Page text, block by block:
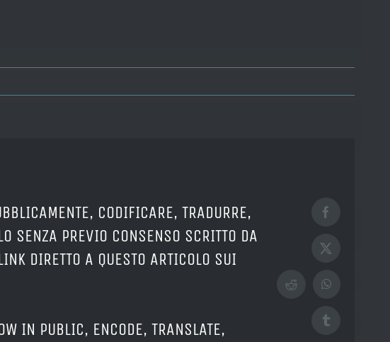
CODIFICARE, TRADURRE,
SENZA PREVIO CONSENSO SCRITTO DA
DIRETTO A QUESTO ARTICOLO SUI
IN PUBLIC, ENCODE, TRANSLATE,
Facebook
X
RedditWhatsApp
Tumblr